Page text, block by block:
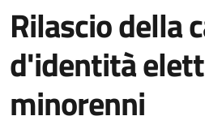
Rilascio della
d'identità
minorenni